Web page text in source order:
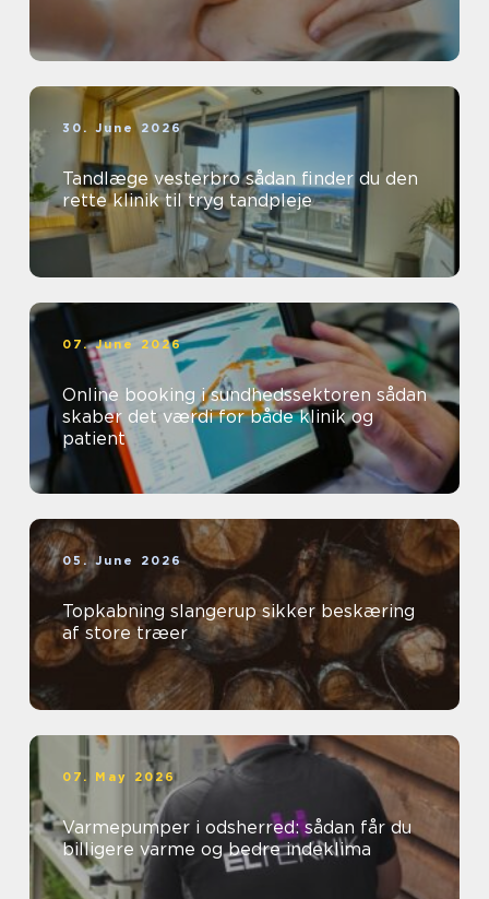
30. June 2026
Tandlæge vesterbro sådan finder du den
rette klinik til tryg tandpleje
07. June 2026
Online booking i sundhedssektoren sådan
skaber det værdi for både klinik og
patient
05. June 2026
Topkabning slangerup sikker beskæring
af store træer
07. May 2026
Varmepumper i odsherred: sådan får du
billigere varme og bedre indeklima